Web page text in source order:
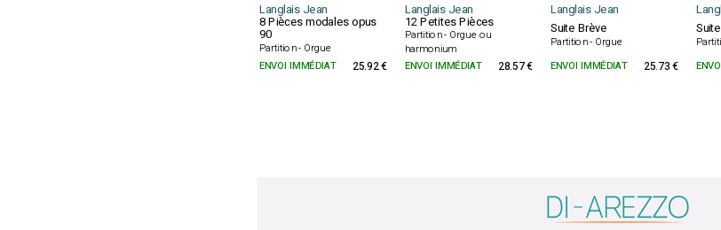
Langlais Jean Langlais Jean Langlais Jean
8 Pièces modales opus
90
Partition - Orgue
12 Petites Pièces
Partition - Orgue ou
harmonium
Suite Brève
Partition - Orgue
ENVOI IMMÉDIAT
25.92 € ENVOI IMMÉDIAT 28.57 € ENVOI IMMÉDIAT 25.73 €